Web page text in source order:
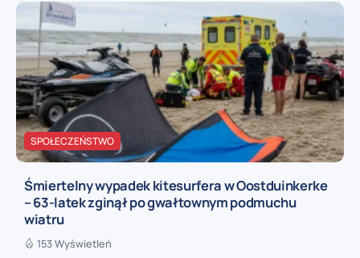
SPOŁECZEŃSTWO
Śmiertelny wypadek kitesurfera w Oostduinkerke
– 63-latek zginął po gwałtownym podmuchu
wiatru
153 Wyświetleń